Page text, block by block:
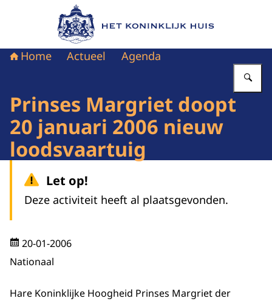
Naar de homepage van Het Koninklijk Huis
Home Actueel Agenda
Prinses Margriet doopt
20 januari 2006 nieuw
loodsvaartuig
Let op!
Deze activiteit heeft al plaatsgevonden.
20-01-2006
Nationaal
Hare Koninklijke Hoogheid Prinses Margriet der